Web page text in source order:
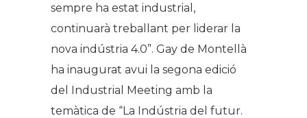
sempre ha estat industrial,
continuarà treballant per liderar la
nova indústria 4.0”. Gay de Montellà
ha inaugurat avui la segona edició
del Industrial Meeting amb la
temàtica de “La Indústria del futur.